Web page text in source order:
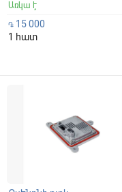
Առկա է
֏ 15 000
1 հատ